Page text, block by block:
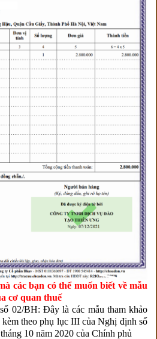
các bạn có thể muốn biết về mẫu
cơ quan thuế
02/BH: Đây là các mẫu tham khảo
theo phụ lục III của Nghị định số
10 năm 2020 của Chính phủ